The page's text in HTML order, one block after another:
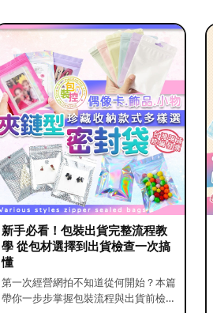
新手必看！包裝出貨完整流程教
學 從包材選擇到出貨檢查一次搞
懂
第一次經營網拍不知道從何開始？本篇
帶你一步步掌握包裝流程與出貨前檢查